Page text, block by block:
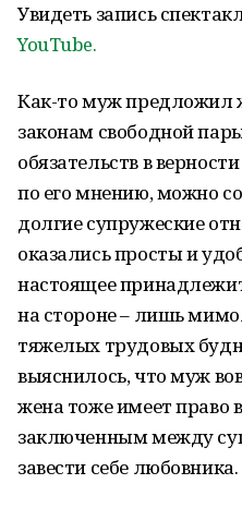
Увидеть запись
YouTube.
Как-то муж предложил
законам свободной
обязательств в
по его мнению, можно
долгие супружеские
оказались просты и
настоящее
на стороне – лишь
тяжелых трудовых
выяснилось, что муж
жена тоже имеет право
заключенным между
завести себе любовника.